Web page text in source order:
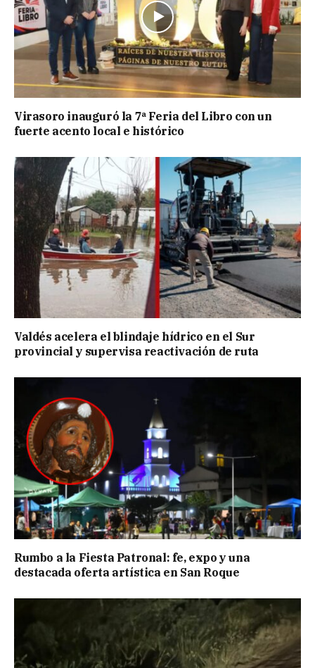
Virasoro inauguró la 7ª Feria del Libro con un
fuerte acento local e histórico
Valdés acelera el blindaje hídrico en el Sur
provincial y supervisa reactivación de ruta
Rumbo a la Fiesta Patronal: fe, expo y una
destacada oferta artística en San Roque